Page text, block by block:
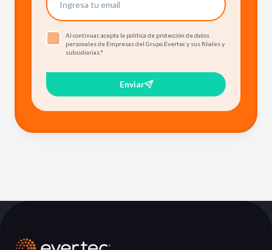
Al continuar, acepta la política de protección de datos
personales de Empresas del Grupo Evertec y sus filiales y
subsidiarias.*
Enviar